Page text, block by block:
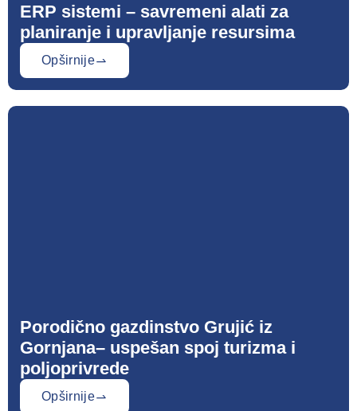
ERP sistemi – savremeni alati za
planiranje i upravljanje resursima
Opširnije
Porodično gazdinstvo Grujić iz
Gornjana– uspešan spoj turizma i
poljoprivrede
Opširnije